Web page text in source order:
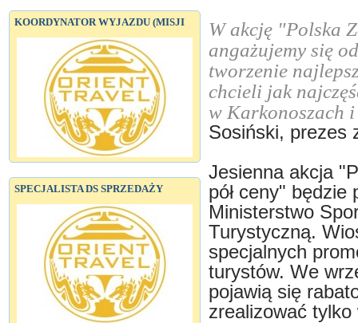
KOORDYNATOR WYJAZDU (MISJI
SPECJALISTA DS SPRZEDAŻY
W akcję "Polska
angażujemy się
tworzenie
chcieli jak
w Karkonoszach
Sosiński, prezes
Jesienna akcja
pół ceny"
Ministerstwo
Turystyczną.
specjalnych
turystów. We
pojawią się
zrealizować